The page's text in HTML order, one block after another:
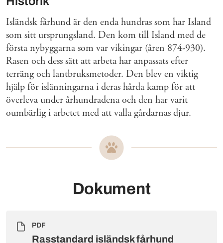
Isländsk fårhund är den enda hundras som har Island
som sitt ursprungsland. Den kom till Island med de
första nybyggarna som var vikingar (åren 874-930).
Rasen och dess sätt att arbeta har anpassats efter
terräng och lantbruksmetoder. Den blev en viktig
hjälp för islänningarna i deras hårda kamp för att
överleva under århundradena och den har varit
oumbärlig i arbetet med att valla gårdarnas djur.
Dokument
PDF
Rasstandard isländsk fårhund